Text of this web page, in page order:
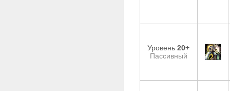
Уровень20+
Пассивный